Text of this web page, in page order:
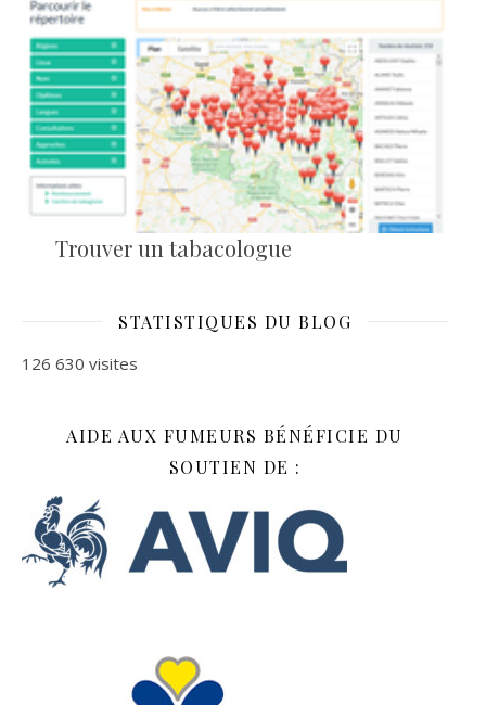
Trouver un tabacologue
STATISTIQUES DU BLOG
126 630 visites
AIDE AUX FUMEURS BÉNÉFICIE DU
SOUTIEN DE :